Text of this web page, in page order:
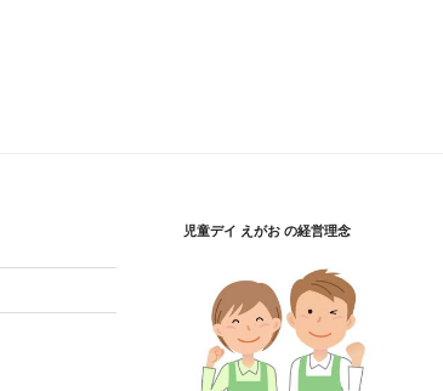
児童デイ えがお の経営理念